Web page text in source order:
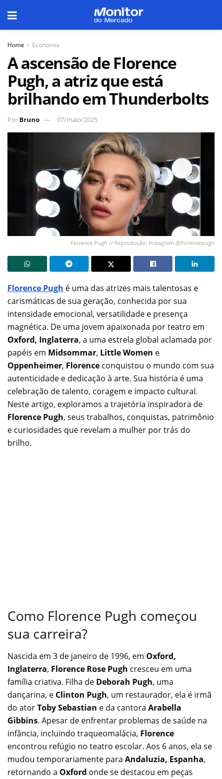
Home Economia
A ascensão de Florence
Pugh, a atriz que está
brilhando em Thunderbolts
Por Bruno 07/maio/2025
Florence Pugh // Reprodução: Instagram @florencepugh
Florence Pugh é uma das atrizes mais talentosas e
carismáticas de sua geração, conhecida por sua
intensidade emocional, versatilidade e presença
magnética. De uma jovem apaixonada por teatro em
Oxford, Inglaterra, a uma estrela global aclamada por
papéis em Midsommar, Little Women e
Oppenheimer, Florence conquistou o mundo com sua
autenticidade e dedicação à arte. Sua história é uma
celebração de talento, coragem e impacto cultural.
Neste artigo, exploramos a trajetória inspiradora de
Florence Pugh, seus trabalhos, conquistas, patrimônio
e curiosidades que revelam a mulher por trás do
brilho.
Como Florence Pugh começou
sua carreira?
Nascida em 3 de janeiro de 1996, em Oxford,
Inglaterra, Florence Rose Pugh cresceu em uma
família criativa. Filha de Deborah Pugh, uma
dançarina, e Clinton Pugh, um restaurador, ela é irmã
do atorToby Sebastian e da cantora Arabella
Gibbins. Apesar de enfrentar problemas de saúde na
infância, incluindo traqueomalácia, Florence
encontrou refúgio no teatro escolar. Aos 6 anos, ela se
mudou temporariamente para Andaluzia, Espanha,
retornando a Oxford onde se destacou em peças